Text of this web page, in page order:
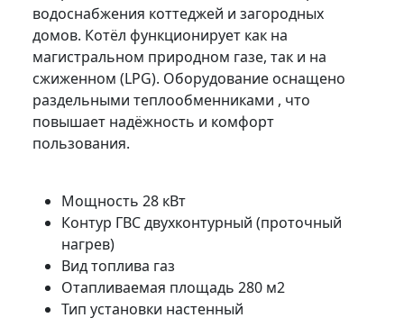
водоснабжения коттеджей и загородных
домов. Котёл функционирует как на
магистральном природном газе, так и на
сжиженном (LPG). Оборудование оснащено
раздельными теплообменниками , что
повышает надёжность и комфорт
пользования.
Мощность 28 кВт
Контур ГВСдвухконтурный (проточный
нагрев)
Вид топлива газ
Отапливаемая площадь 280 м2
Тип установки настенный